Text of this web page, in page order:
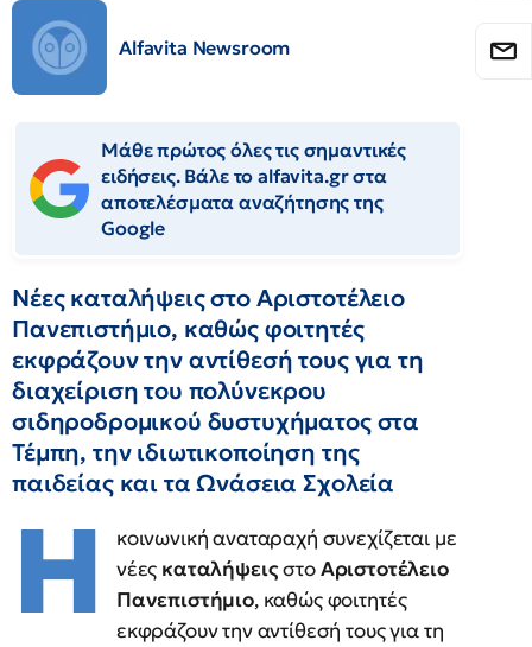
Alfavita Newsroom
Μάθε πρώτος όλες τις σημαντικές
ειδήσεις. Βάλε το alfavita.gr στα
αποτελέσματα αναζήτησης της
Google
Νέες καταλήψεις στο Αριστοτέλειο
Πανεπιστήμιο, καθώς φοιτητές
εκφράζουν την αντίθεσή τους για τη
διαχείριση του πολύνεκρου
σιδηροδρομικού δυστυχήματος στα
Τέμπη, την ιδιωτικοποίηση της
παιδείας και τα Ωνάσεια Σχολεία
Η
κοινωνική αναταραχή συνεχίζεται με
νέες καταλήψειςστοΑριστοτέλειο
Πανεπιστήμιο, καθώς φοιτητές
εκφράζουν την αντίθεσή τους για τη